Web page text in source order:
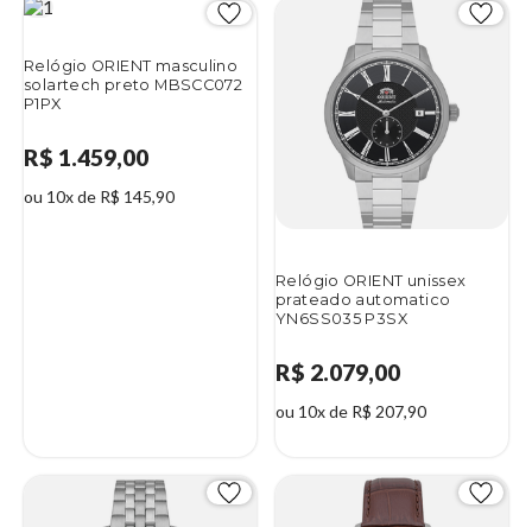
Relógio ORIENT masculino
solartech preto MBSCC072
P1PX
R$ 1.459,00
ou 10x de R$ 145,90
Relógio ORIENT unissex
prateado automatico
YN6SS035 P3SX
R$ 2.079,00
ou 10x de R$ 207,90